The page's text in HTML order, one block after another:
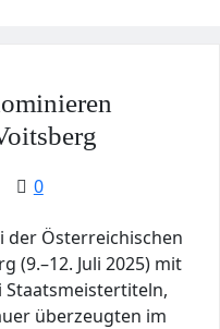
0
der Österreichischen
(9.–12. Juli 2025) mit
Staatsmeistertiteln,
überzeugten im